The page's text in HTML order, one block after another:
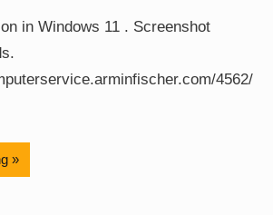
in Windows 11 . Screenshot
4562/